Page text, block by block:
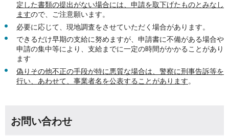
定した書類の提出がない場合には、申請を取下げたものとみなし
ますので、ご注意願います。
必要に応じて、現地調査をさせていただく場合があります。
できるだけ早期の支給に努めますが、申請書に不備がある場合や
申請の集中等により、支給までに一定の時間がかかることがあり
ます
偽りその他不正の手段が特に悪質な場合は、警察に刑事告訴等を
行い、あわせて、事業者名を公表することがあります。
お問い合わせ